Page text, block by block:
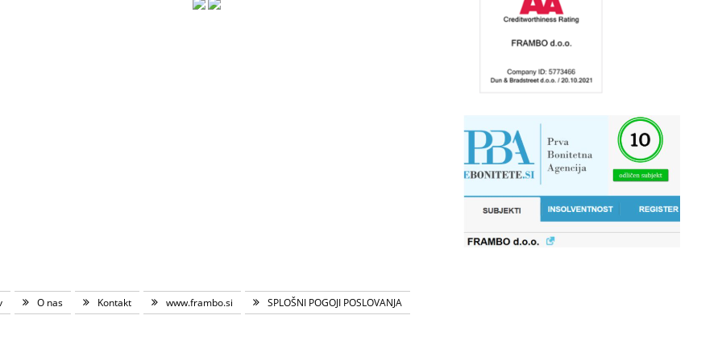
O nas Kontakt www.frambo.si SPLOŠNI POGOJI POSLOVANJA